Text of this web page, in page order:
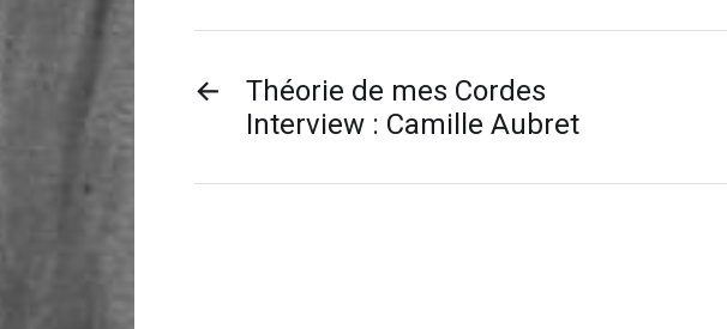
←
Théorie de mes Cordes
Interview : Camille Aubret